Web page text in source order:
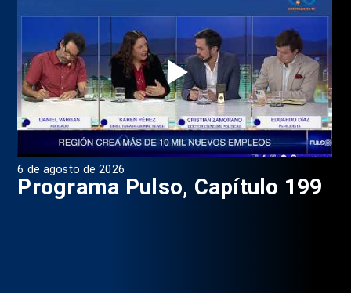
6 de agosto de 2026
Programa Pulso, Capítulo 199